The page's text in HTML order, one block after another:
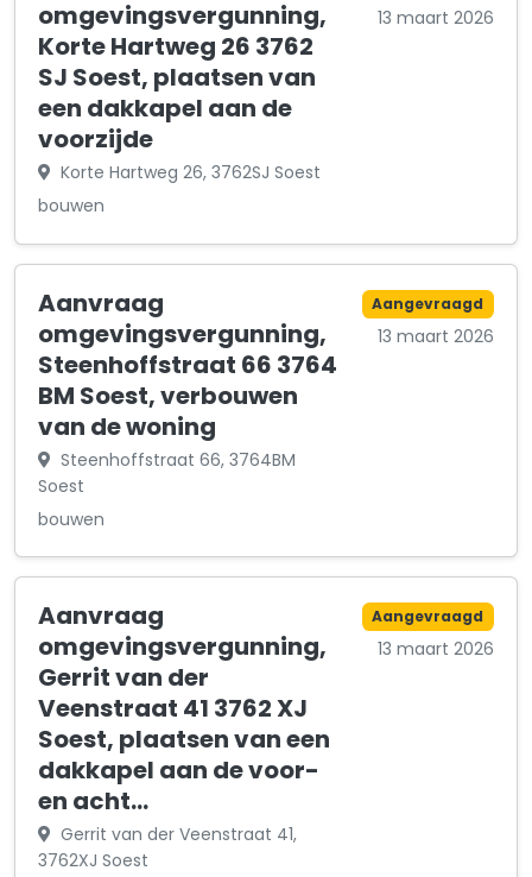
omgevingsvergunning,
Korte Hartweg 26 3762
SJ Soest, plaatsen van
een dakkapel aan de
voorzijde
Korte Hartweg 26, 3762SJ Soest
bouwen
13 maart 2026
Aanvraag
omgevingsvergunning,
Steenhoffstraat 66 3764
BM Soest, verbouwen
van de woning
Steenhoffstraat 66, 3764BM
Soest
bouwen
Aangevraagd
13 maart 2026
Aanvraag
omgevingsvergunning,
Gerrit van der
Veenstraat 41 3762 XJ
Soest, plaatsen van een
dakkapel aan de voor-
en acht…
Gerrit van der Veenstraat 41,
3762XJ Soest
Aangevraagd
13 maart 2026